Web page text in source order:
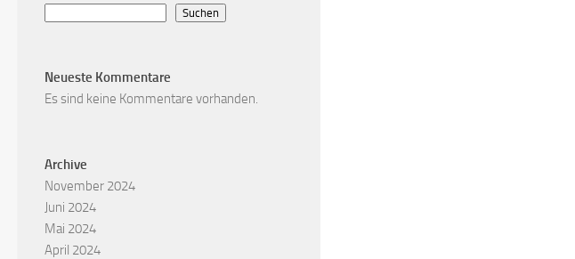
Suchen
Neueste Kommentare
Es sind keine Kommentare vorhanden.
Archive
November 2024
Juni 2024
Mai 2024
April 2024